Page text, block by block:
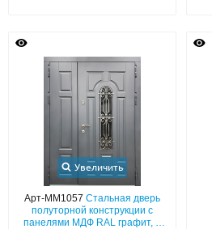
Увеличить
Арт-ММ1057 Стальная дверь
полуторной конструкции с
панелями МДФ RAL графит, с